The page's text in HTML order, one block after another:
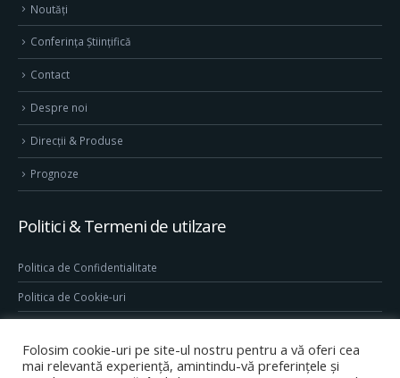
Noutăți
Conferința Științifică
Contact
Despre noi
Direcţii & Produse
Prognoze
Politici & Termeni de utilzare
Politica de Confidentialitate
Politica de Cookie-uri
Conditii generale de utilizare site
Folosim cookie-uri pe site-ul nostru pentru a vă oferi cea
mai relevantă experiență, amintindu-vă preferințele și